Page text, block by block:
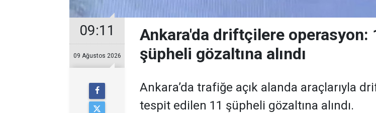
09:11
09 Ağustos 2026
Ankara'da driftçilere operasyon:
şüpheli gözaltına alındı
Ankara’da trafiğe açık alanda araçlarıyla
tespit edilen 11 şüpheli gözaltına alındı.